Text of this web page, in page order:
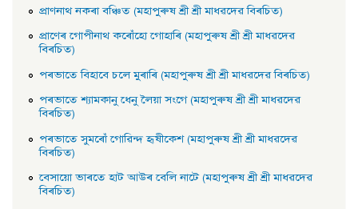
প্রাণনাথ নকৰা বঞ্চিত (মহাপুৰুষ শ্ৰী শ্ৰী মাধৱদেৱ বিৰচিত)
প্রাণেৰ গােপীনাথ কৰোঁহাে গােহাৰি (মহাপুৰুষ শ্ৰী শ্ৰী মাধৱদেৱ
বিৰচিত)
পৰভাতে বিহাবে চলে মুৰাৰি (মহাপুৰুষ শ্ৰী শ্ৰী মাধৱদেৱ বিৰচিত)
পৰভাতে শ্যামকানু ধেনু লৈয়া সংগে (মহাপুৰুষ শ্ৰী শ্ৰী মাধৱদেৱ
বিৰচিত)
পৰভাতে সুমৰোঁ গােৱিন্দ হৃষীকেশ (মহাপুৰুষ শ্ৰী শ্ৰী মাধৱদেৱ
বিৰচিত)
বেসায়াে ভাৰতে হাট আউৰ বেলি নাটে (মহাপুৰুষ শ্ৰী শ্ৰী মাধৱদেৱ
বিৰচিত)